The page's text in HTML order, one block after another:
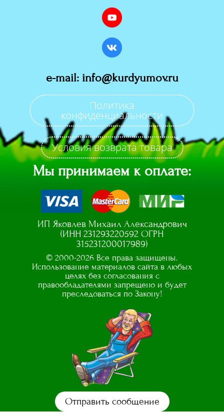
e-mail: info@kurdyumov.ru
Политика
конфиденциальности
Условия возврата товара
Мы принимаем к оплате:
ИП Яковлев Михаил Александрович
(ИНН 231293220592 ОГРН
315231200017989)
© 2000-2026 Все права защищены.
Использование материалов сайта в любых
целях без согласования с
правообладателями запрещено и будет
преследоваться по Закону!
Отправить сообщение